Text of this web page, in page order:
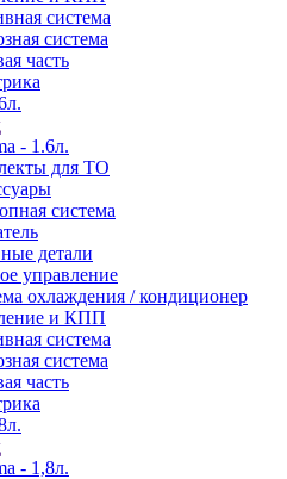
система
система
часть
- 1.6л.
для ТО
система
детали
управление
охлаждения / кондиционер
и КПП
система
система
часть
- 1,8л.